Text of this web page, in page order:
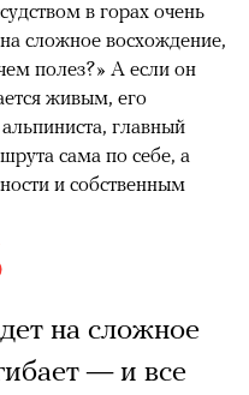
в горах очень
сложное восхождение,
полез?» А если он
живым, его
главный
сама по себе, а
и собственным
на сложное
— и все